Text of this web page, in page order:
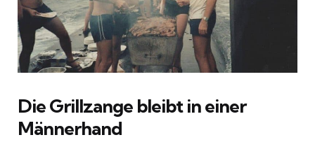
Die Grillzange bleibt in einer
Männerhand